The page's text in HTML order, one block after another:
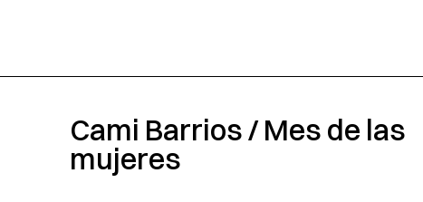
Cami Barrios / Mes de las
mujeres